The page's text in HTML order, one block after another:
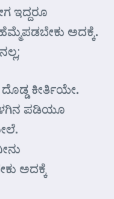
ಇದ್ದರೂ
ಅದಕ್ಕೆ.
ಕೀರ್ತಿಯೇ.
ಪಡಿಯೂ
ಅದಕ್ಕೆ